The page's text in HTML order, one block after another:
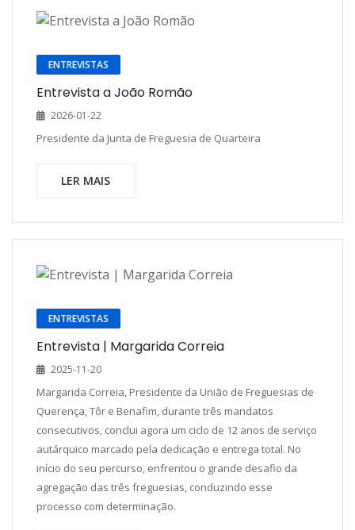
ENTREVISTAS
Entrevista a João Romão
2026-01-22
Presidente da Junta de Freguesia de Quarteira
LER MAIS
ENTREVISTAS
Entrevista | Margarida Correia
2025-11-20
Margarida Correia, Presidente da União de Freguesias de
Querença, Tôr e Benafim, durante três mandatos
consecutivos, conclui agora um ciclo de 12 anos de serviço
autárquico marcado pela dedicação e entrega total. No
início do seu percurso, enfrentou o grande desafio da
agregação das três freguesias, conduzindo esse
processo com determinação.